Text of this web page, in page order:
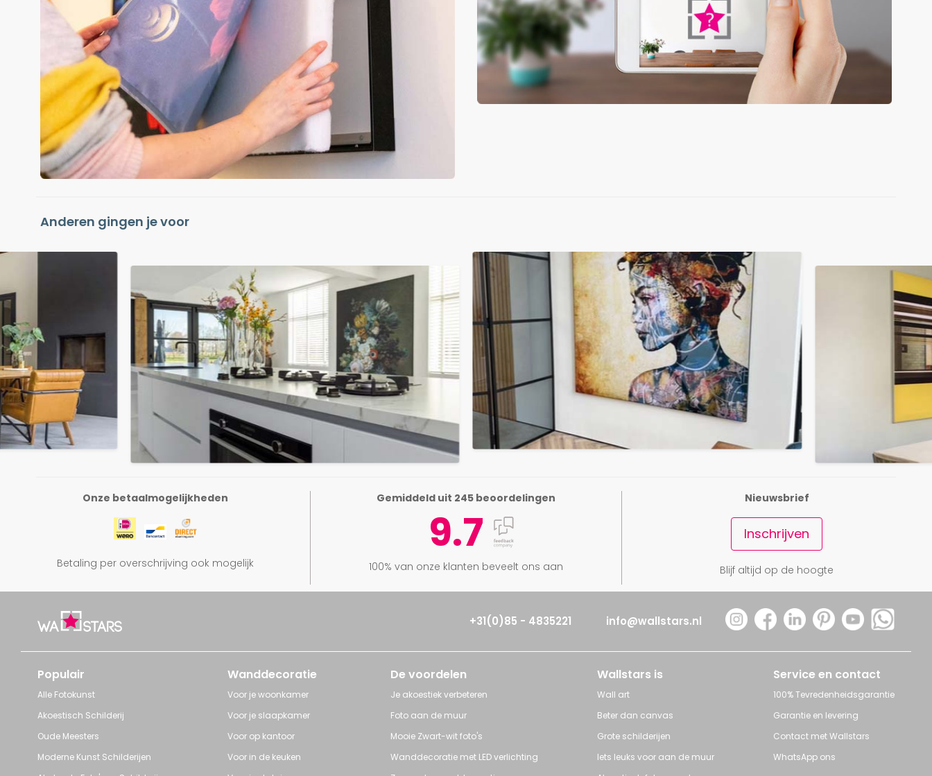
Anderen gingen je voor
Onze betaalmogelijkheden
Betaling per overschrijving ook mogelijk
Gemiddeld uit 245 beoordelingen
9.7
100% van onze klanten beveelt ons aan
Nieuwsbrief
Inschrijven
Blijf altijd op de hoogte
+31(0)85 - 4835221 info@wallstars.nl
Populair
Alle Fotokunst
Akoestisch Schilderij
Oude Meesters
Moderne Kunst Schilderijen
Wanddecoratie
Voor je woonkamer
Voor je slaapkamer
Voor op kantoor
Voor in de keuken
De voordelen
Je akoestiek verbeteren
Foto aan de muur
Mooie Zwart-wit foto's
Wanddecoratie met LED verlichting
Wallstars is
Wall art
Beter dan canvas
Grote schilderijen
Iets leuks voor aan de muur
Service en contact
100% Tevredenheidsgarantie
Garantie en levering
Contact met Wallstars
WhatsApp ons